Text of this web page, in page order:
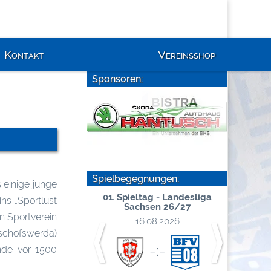
Sponsoren:
Spielbegegnungen:
.. : ..
01. Spieltag - Landesliga
Sachsen 26/27
16.08.2026
-:-
⟨ ⟩
einige junge
„Sportlust
Sportverein
vor 1500
Kontakt Vereinsshop